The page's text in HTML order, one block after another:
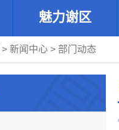
魅力谢区
> 新闻中心 > 部门动态